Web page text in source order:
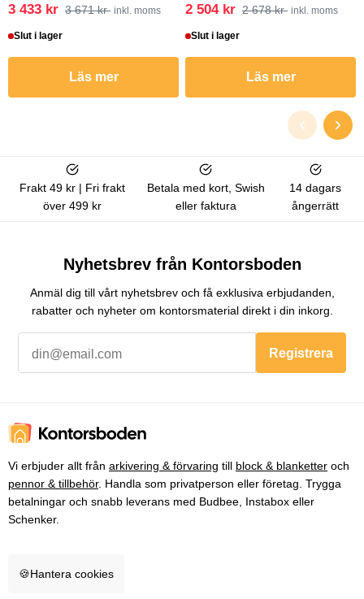
3 433 kr 3 671 kr inkl. moms
Slut i lager
Läs mer
2 504 kr 2 678 kr inkl. moms
Slut i lager
Läs mer
Frakt 49 kr | Fri frakt
över 499 kr
Betala med kort, Swish
eller faktura
14 dagars
ångerrätt
Nyhetsbrev från Kontorsboden
Anmäl dig till vårt nyhetsbrev och få exklusiva erbjudanden,
rabatter och nyheter om kontorsmaterial direkt i din inkorg.
Registrera
Vi erbjuder allt från arkivering & förvaring till block & blanketter och
pennor & tillbehör. Handla som privatperson eller företag. Trygga
betalningar och snabb leverans med Budbee, Instabox eller
Schenker.
🍪Hantera cookies